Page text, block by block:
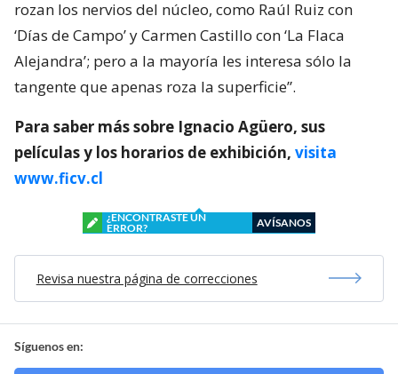
rozan los nervios del núcleo, como Raúl Ruiz con
‘Días de Campo’ y Carmen Castillo con ‘La Flaca
Alejandra’; pero a la mayoría les interesa sólo la
tangente que apenas roza la superficie”.
Para saber más sobre Ignacio Agüero, sus
películas y los horarios de exhibición, visita
www.ficv.cl
¿ENCONTRASTE UN
ERROR?
AVÍSANOS
Revisa nuestra página de correcciones
Síguenos en: